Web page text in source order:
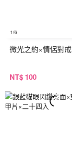
1/6
微光之約×情侶對戒
NT$ 100